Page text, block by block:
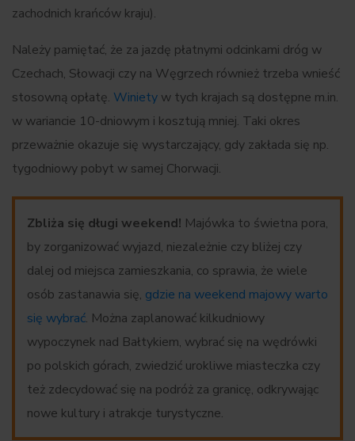
zachodnich krańców kraju).
Należy pamiętać, że za jazdę płatnymi odcinkami dróg w
Czechach, Słowacji czy na Węgrzech również trzeba wnieść
stosowną opłatę. Winiety w tych krajach są dostępne m.in.
w wariancie 10-dniowym i kosztują mniej. Taki okres
przeważnie okazuje się wystarczający, gdy zakłada się np.
tygodniowy pobyt w samej Chorwacji.
Zbliża się długi weekend! Majówka to świetna pora,
by zorganizować wyjazd, niezależnie czy bliżej czy
dalej od miejsca zamieszkania, co sprawia, że wiele
osób zastanawia się, gdzie na weekend majowy warto
się wybrać. Można zaplanować kilkudniowy
wypoczynek nad Bałtykiem, wybrać się na wędrówki
po polskich górach, zwiedzić urokliwe miasteczka czy
też zdecydować się na podróż za granicę, odkrywając
nowe kultury i atrakcje turystyczne.